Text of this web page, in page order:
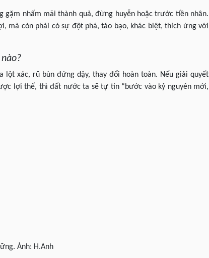
nhấm mãi thành quả, đừng huyễn hoặc trước tiền nhân.
mà còn phải có sự đột phá, táo bạo, khác biệt, thích ứng với
xác, rũ bùn đứng dậy, thay đổi hoàn toàn. Nếu giải quyết
lợi thế, thì đất nước ta sẽ tự tin “bước vào kỷ nguyên mới,
Ảnh: H.Anh